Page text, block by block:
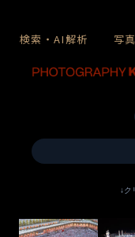
検索・AI解析 写
↓ク